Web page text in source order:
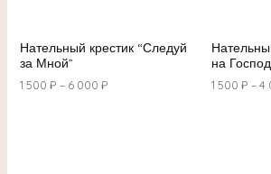
Нательный крестик “Следуй
за Мной”
1 500 ₽ – 6 000 ₽
на
1 500 ₽ –4